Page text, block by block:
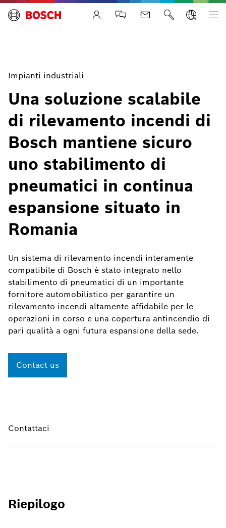
Life Safety Systems
Impianti industriali
Una soluzione scalabile
di rilevamento incendi di
Bosch mantiene sicuro
uno stabilimento di
pneumatici in continua
espansione situato in
Romania
Un sistema di rilevamento incendi interamente
compatibile di Bosch è stato integrato nello
stabilimento di pneumatici di un importante
fornitore automobilistico per garantire un
rilevamento incendi altamente affidabile per le
operazioni in corso e una copertura antincendio di
pari qualità a ogni futura espansione della sede.
Contact us
Contattaci
Riepilogo